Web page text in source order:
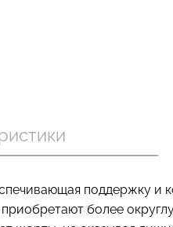
поддержку
более
Топ на